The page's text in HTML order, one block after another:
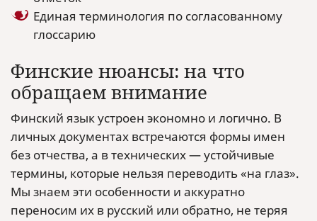
Единая терминология по согласованному
глоссарию
Финские нюансы: на что
обращаем внимание
Финский язык устроен экономно и логично. В
личных документах встречаются формы имен
без отчества, а в технических — устойчивые
термины, которые нельзя переводить «на глаз».
Мы знаем эти особенности и аккуратно
переносим их в русский или обратно, не теряя